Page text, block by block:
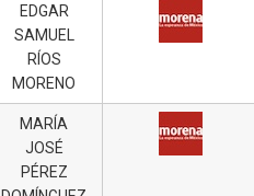
EDGAR
SAMUEL
RÍOS
MORENO
MARÍA
JOSÉ
PÉREZ